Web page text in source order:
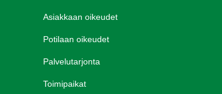
Asiakkaan oikeudet
Potilaan oikeudet
Palvelutarjonta
Toimipaikat